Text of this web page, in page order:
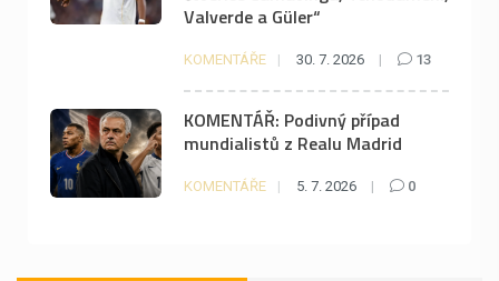
Valverde a Güler“
KOMENTÁŘE 30. 7. 2026 13
KOMENTÁŘ: Podivný případ
mundialistů z Realu Madrid
KOMENTÁŘE 5. 7. 2026 0